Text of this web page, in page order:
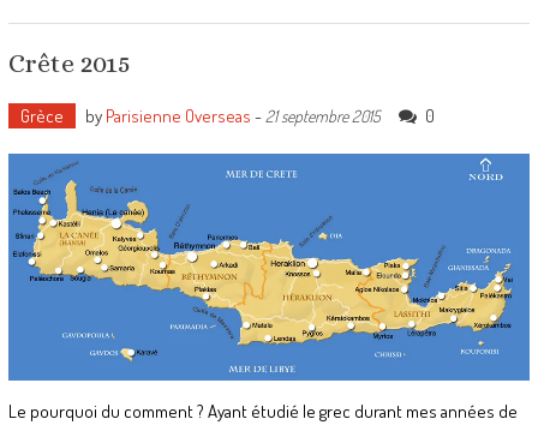
Crête 2015
Grèce by Parisienne Overseas - 21 septembre 2015 0
Le pourquoi du comment ? Ayant étudié le grec durant mes années de